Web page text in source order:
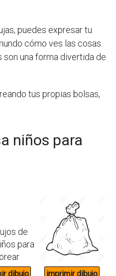
puedes expresar tu
cómo ves las cosas.
son una forma divertida de
tus propias bolsas,
niños para